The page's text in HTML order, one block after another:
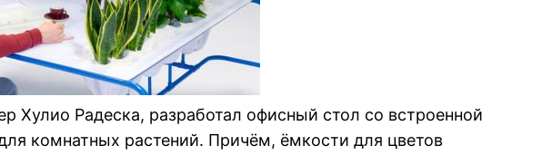
Хулио Радеска, разработал офисный стол со встроенной
комнатных растений. Причём, ёмкости для цветов